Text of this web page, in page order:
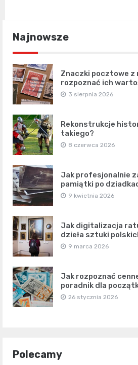
Najnowsze
Znaczki pocztowe z
rozpoznać ich
3 sierpnia 2026
Rekonstrukcje
takiego?
8 czerwca 2026
Jak profesjonalnie
pamiątki po
9 kwietnia 2026
Jak digitalizacja
dzieła sztuki
9 marca 2026
Jak rozpoznać
poradnik dla
26 stycznia 2026
Polecamy